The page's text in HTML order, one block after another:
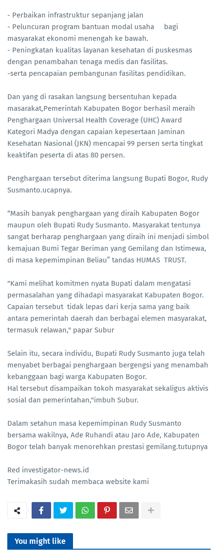
- Perbaikan infrastruktur sepanjang jalan
- Peluncuran program bantuan modal usaha bagi
masyarakat ekonomi menengah ke bawah.
- Peningkatan kualitas layanan kesehatan di puskesmas
dengan penambahan tenaga medis dan fasilitas.
-serta pencapaian pembangunan fasilitas pendidikan.
Dan yang di rasakan langsung bersentuhan kepada
masarakat,Pemerintah Kabupaten Bogor berhasil meraih
Penghargaan Universal Health Coverage (UHC) Award
Kategori Madya dengan capaian kepesertaan Jaminan
Kesehatan Nasional (JKN) mencapai 99 persen serta tingkat
keaktifan peserta di atas 80 persen.
Penghargaan tersebut diterima langsung Bupati Bogor, Rudy
Susmanto.ucapnya.
“Masih banyak penghargaan yang diraih Kabupaten Bogor
maupun oleh Bupati Rudy Susmanto. Masyarakat tentunya
sangat berharap penghargaan yang diraih ini menjadi simbol
kemajuan Bumi Tegar Beriman yang Gemilang dan Istimewa,
di masa kepemimpinan Beliau” tandas HUMAS TRUST.
"Kami melihat komitmen nyata Bupati dalam mengatasi
permasalahan yang dihadapi masyarakat Kabupaten Bogor.
Capaian tersebut tidak lepas dari kerja sama yang baik
antara pemerintah daerah dan berbagai elemen masyarakat,
termasuk relawan," papar Subur
Selain itu, secara individu, Bupati Rudy Susmanto juga telah
menyabet berbagai penghargaan bergengsi yang menambah
kebanggaan bagi warga Kabupaten Bogor.
Hal tersebut disampaikan tokoh masyarakat sekaligus aktivis
sosial dan pemerintahan,"imbuh Subur.
Dalam setahun masa kepemimpinan Rudy Susmanto
bersama wakilnya, Ade Ruhandi atau Jaro Ade, Kabupaten
Bogor telah banyak menorehkan prestasi gemilang.tutupnya
Red investigator-news.id
Terimakasih sudah membaca website kami
You might like